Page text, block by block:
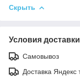
Скрыть
Условия доставки
Самовывоз
Доставка Яндекс